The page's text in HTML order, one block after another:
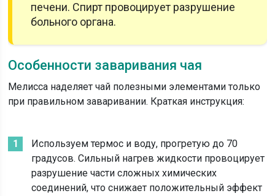
печени. Спирт провоцирует разрушение
больного органа.
Особенности заваривания чая
Мелисса наделяет чай полезными элементами только
при правильном заваривании. Краткая инструкция:
Используем термос и воду, прогретую до 70
градусов. Сильный нагрев жидкости провоцирует
разрушение части сложных химических
соединений, что снижает положительный эффект